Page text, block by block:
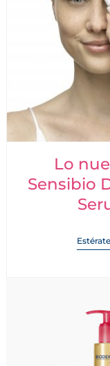
Lo
Sensibio